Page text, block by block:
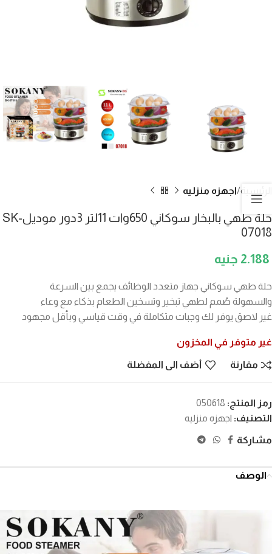
الرئيسية اجهزه منزليه
حلة طهي بالبخار سوكاني 650وات 11لتر 3دور موديلSK-
07018
2.188
حلة طهي سوكاني جهاز متعدد الوظائف يجمع بين السرعة
والسهولة صُمم لطهي تبخير وتسخين الطعام بذكاء مع وعاء
غير لاصق يوفر لك وجبات متكاملة في وقت قياسي وبأقل مجهود
غير متوفر في المخزون
مقارنة أضف الى المفضلة
رمز المنتج: 050618
التصنيف: اجهزه منزليه
مشاركة
الوصف